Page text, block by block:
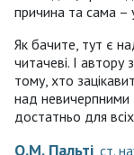
причина та сама –
Як бачите, тут є
читачеві. І автору
тому, хто
над невичерпними
достатньо для
О.М. Пальті , ст.